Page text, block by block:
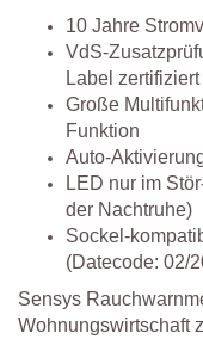
10 Jahre
VdS-
Label zertifiziert
Große
Funktion
Auto-
LED nur im
der Nachtruhe)
Sockel-
(Datecode: 02/
Sensys
Wohnungswirtschaft